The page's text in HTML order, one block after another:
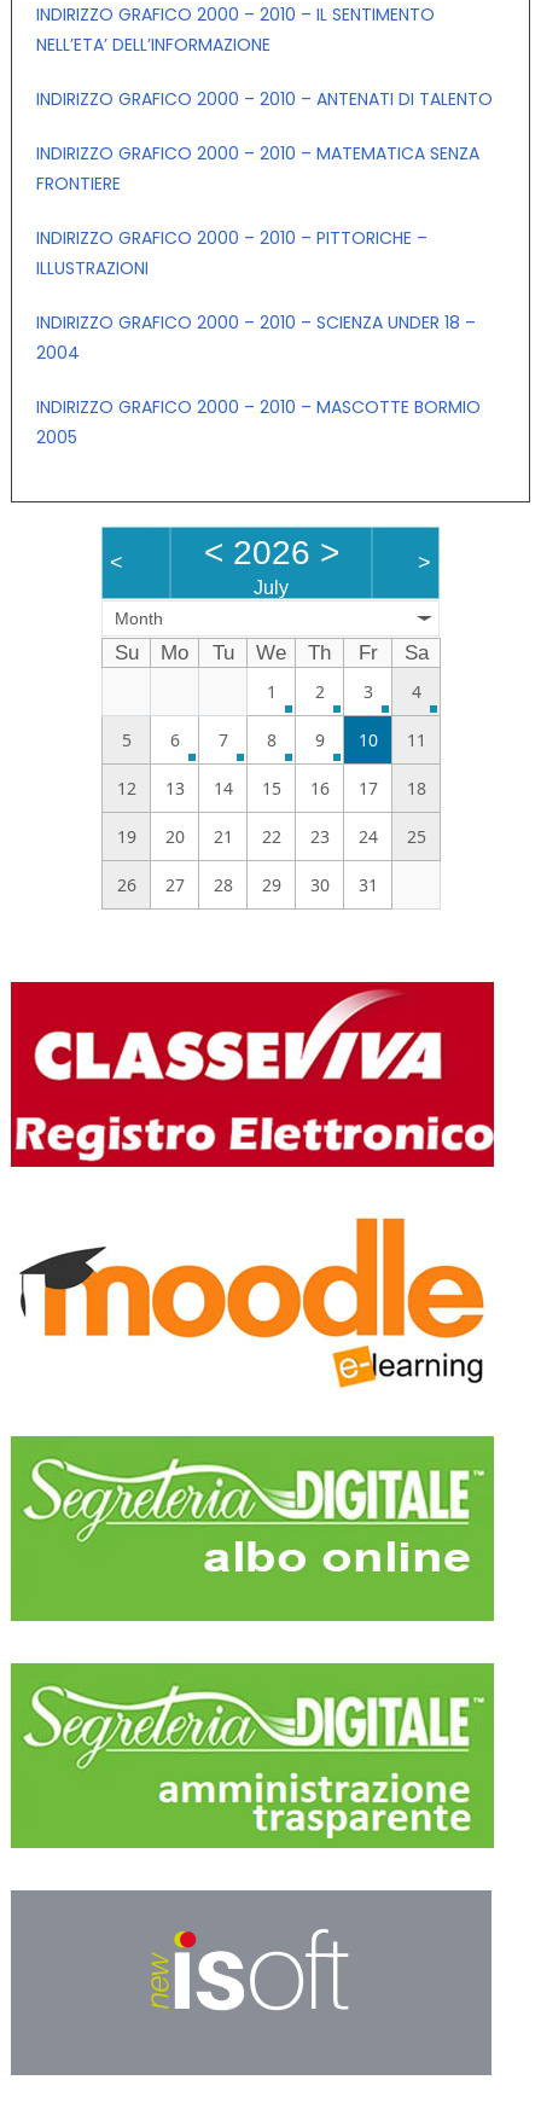
INDIRIZZO GRAFICO 2000 – 2010 – IL SENTIMENTO
NELL’ETA’ DELL’INFORMAZIONE
INDIRIZZO GRAFICO 2000 – 2010 – ANTENATI DI TALENTO
INDIRIZZO GRAFICO 2000 – 2010 – MATEMATICA SENZA
FRONTIERE
INDIRIZZO GRAFICO 2000 – 2010 – PITTORICHE –
ILLUSTRAZIONI
INDIRIZZO GRAFICO 2000 – 2010 – SCIENZA UNDER 18 –
2004
INDIRIZZO GRAFICO 2000 – 2010 – MASCOTTE BORMIO
2005
< < 2026 >
July
>
Month
Su Mo Tu We Th Fr
Sa
1
2 3 4
5 6 7 8 9 10 11
12 13 14 15 16 17 18
19 20 21 22 23 24 25
26 27 28 29 30 31